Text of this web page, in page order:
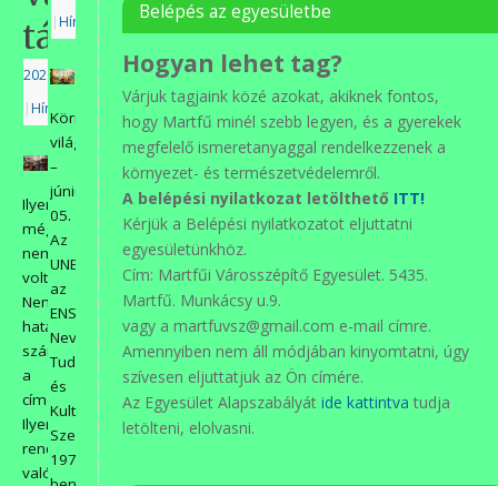
tábor
2026.06.18.
|Hírek
Ilyen
még
nem
volt….
Nem
hatásvadásznak
szántam
a
címet.
Ilyen
rendezvény
valóban
|Hírek
Környezetvédelmi
világnap
–
június
05.
Az
UNESCO,
az
ENSZ
Nevelésügyi
Tudományos
és
Kulturális
Szervezete,
1971-
Belépés az egyesületbe
Hogyan lehet tag?
Várjuk tagjaink közé azokat, akiknek fontos,
hogy Martfű minél szebb legyen, és a gyerekek
megfelelő ismeretanyaggal rendelkezzenek a
környezet- és természetvédelemről.
A belépési nyilatkozat letölthető ITT!
Kérjük a Belépési nyilatkozatot eljuttatni
egyesületünkhöz.
Cím: Martfűi Városszépítő Egyesület. 5435.
Martfű. Munkácsy u.9.
vagy a martfuvsz@gmail.com e-mail címre.
Amennyiben nem áll módjában kinyomtatni, úgy
szívesen eljuttatjuk az Ön címére.
Az Egyesület Alapszabályát ide kattintva tudja
letölteni, elolvasni.